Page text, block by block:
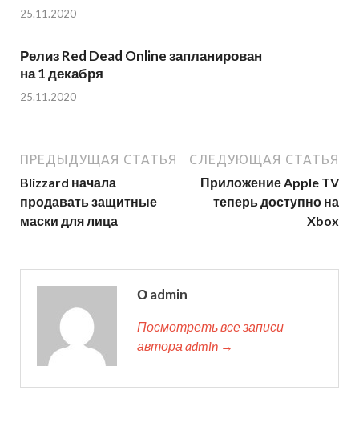
25.11.2020
Релиз Red Dead Online запланирован
на 1 декабря
25.11.2020
ПРЕДЫДУЩАЯ СТАТЬЯ
Blizzard начала
продавать защитные
маски для лица
СЛЕДУЮЩАЯ СТАТЬЯ
Приложение Apple TV
теперь доступно на
Xbox
О admin
Посмотреть все записи
автора admin →